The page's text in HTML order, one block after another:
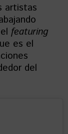
artistas
featuring
es el
del